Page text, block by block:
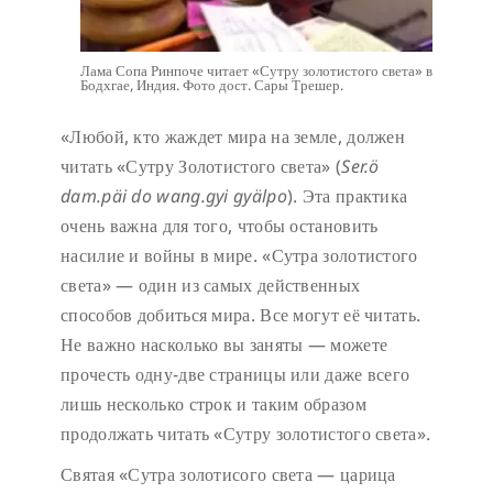
Лама Сопа Ринпоче читает «Сутру золотистого света» в
Бодхгае, Индия. Фото дост. Сары Трешер.
«Любой, кто жаждет мира на земле, должен
читать «Сутру Золотистого света» (Ser.ö
dam.päi do wang.gyi gyälpo). Эта практика
очень важна для того, чтобы остановить
насилие и войны в мире. «Сутра золотистого
света» — один из самых действенных
способов добиться мира. Все могут её читать.
Не важно насколько вы заняты — можете
прочесть одну-две страницы или даже всего
лишь несколько строк и таким образом
продолжать читать «Сутру золотистого света».
Святая «Сутра золотисого света — царица